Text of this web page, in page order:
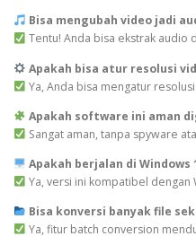
Bisa mengubah video jadi
Tentu! Anda bisa ekstrak audio
Apakah bisa atur resolusi
Ya, Anda bisa mengatur
Apakah software ini aman
Sangat aman, tanpa spyware
Apakah berjalan di Windows
Ya, versi ini kompatibel dengan
Bisa konversi banyak file
Ya, fitur batch conversion